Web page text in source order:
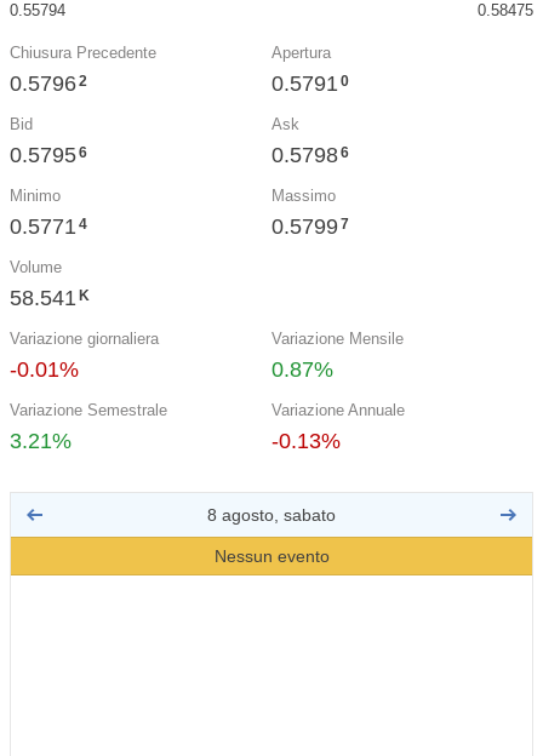
0.55794 0.58475
Chiusura Precedente
0.57962
Apertura
0.57910
Bid
0.57956
Ask
0.57986
Minimo
0.57714
Massimo
0.57997
Volume
58.541 K
Variazione giornaliera
-0.01%
Variazione Mensile
0.87%
Variazione Semestrale
3.21%
Variazione Annuale
-0.13%
8 agosto, sabato
Nessun evento